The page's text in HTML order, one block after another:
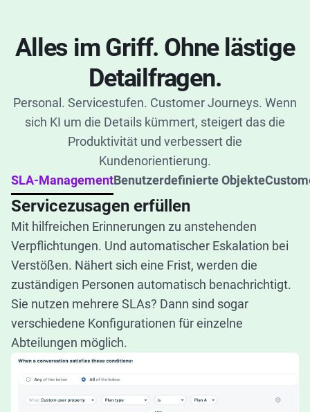
Alles im Griff. Ohne lästige
Detailfragen.
Personal. Servicestufen. Customer Journeys. Wenn
sich KI um die Details kümmert, steigert das die
Produktivität und verbessert die
Kundenorientierung.
SLA-ManagementBenutzerdefinierte Objekte
Servicezusagen erfüllen
Mit hilfreichen Erinnerungen zu anstehenden
Verpflichtungen. Und automatischer Eskalation bei
Verstößen. Nähert sich eine Frist, werden die
zuständigen Personen automatisch benachrichtigt.
Sie nutzen mehrere SLAs? Dann sind sogar
verschiedene Konfigurationen für einzelne
Abteilungen möglich.